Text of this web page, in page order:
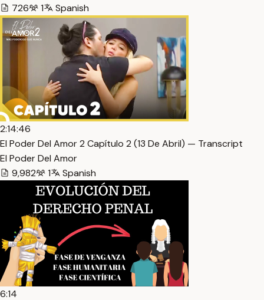
726
1 Spanish
2:14:46
El Poder Del Amor 2 Capítulo 2 (13 De Abril) — Transcript
El Poder Del Amor
9,982
1 Spanish
6:14